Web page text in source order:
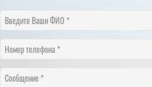
Введите Ваши ФИО
Номер телефона
Сообщение